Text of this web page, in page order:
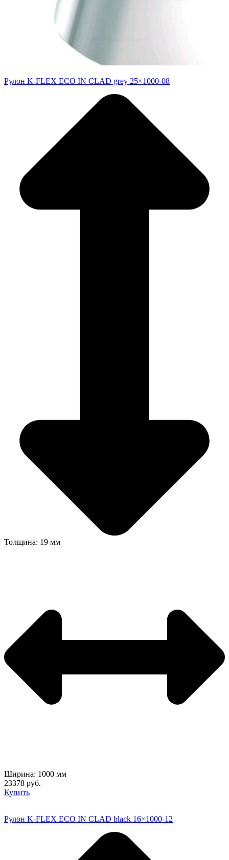
Рулон K-FLEX ECO IN CLAD grey 25×1000-08
Толщина: 19 мм
Ширина: 1000 мм
23378 руб.
Купить
Рулон K-FLEX ECO IN CLAD black 16×1000-12